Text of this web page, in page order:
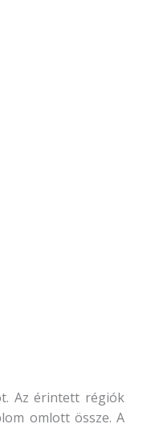
Az érintett régiók
omlott össze. A